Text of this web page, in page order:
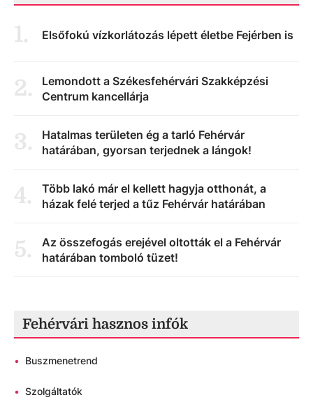
1. Elsőfokú vízkorlátozás lépett életbe Fejérben is
2.
Lemondott a Székesfehérvári Szakképzési
Centrum kancellárja
3.
Hatalmas területen ég a tarló Fehérvár
határában, gyorsan terjednek a lángok!
4.
Több lakó már el kellett hagyja otthonát, a
házak felé terjed a tűz Fehérvár határában
5.
Az összefogás erejével oltották el a Fehérvár
határában tomboló tüzet!
Fehérvári hasznos infók
• Buszmenetrend
• Szolgáltatók